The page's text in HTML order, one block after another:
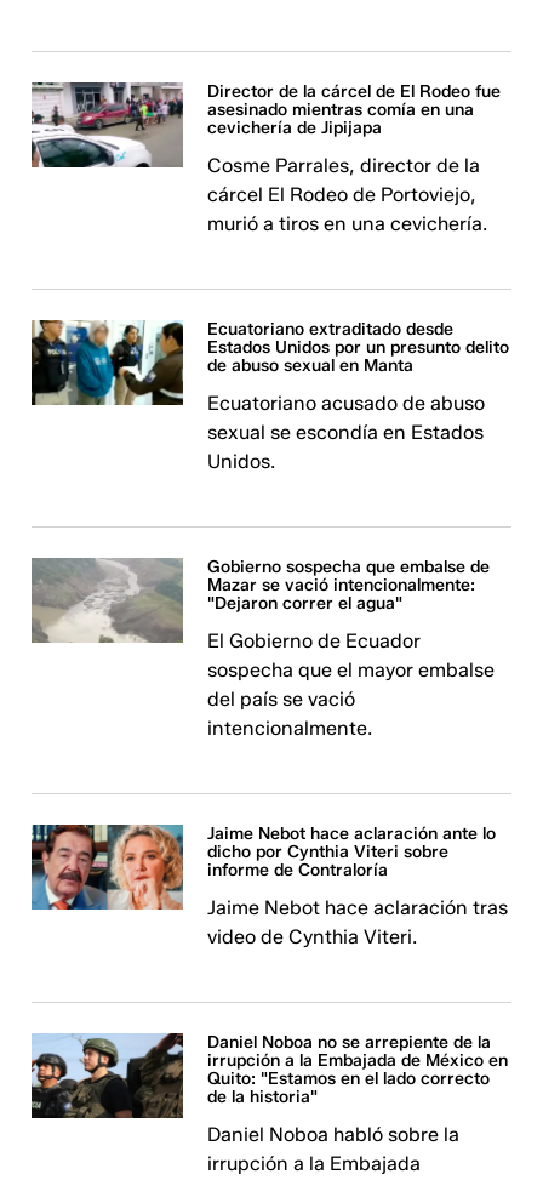
Director de la cárcel de El Rodeo fue
asesinado mientras comía en una
cevichería de Jipijapa
Cosme Parrales, director de la
cárcel El Rodeo de Portoviejo,
murió a tiros en una cevichería.
Ecuatoriano extraditado desde
Estados Unidos por un presunto delito
de abuso sexual en Manta
Ecuatoriano acusado de abuso
sexual se escondía en Estados
Unidos.
Gobierno sospecha que embalse de
Mazar se vació intencionalmente:
"Dejaron correr el agua"
El Gobierno de Ecuador
sospecha que el mayor embalse
del país se vació
intencionalmente.
Jaime Nebot hace aclaración ante lo
dicho por Cynthia Viteri sobre
informe de Contraloría
Jaime Nebot hace aclaración tras
video de Cynthia Viteri.
Daniel Noboa no se arrepiente de la
irrupción a la Embajada de México en
Quito: "Estamos en el lado correcto
de la historia"
Daniel Noboa habló sobre la
irrupción a la Embajada